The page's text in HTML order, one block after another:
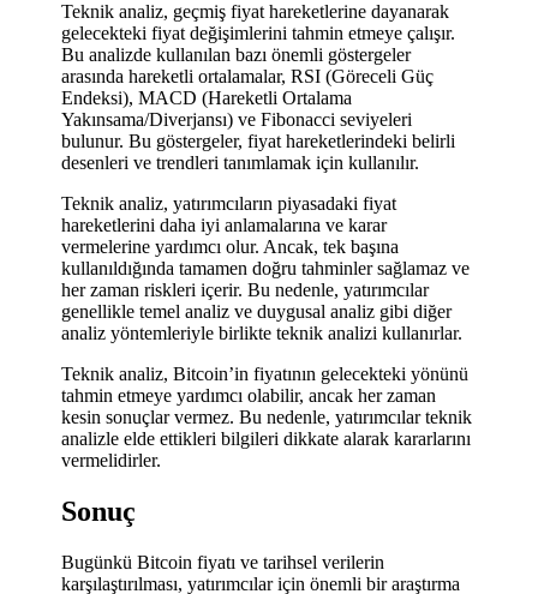
Teknik analiz, geçmiş fiyat hareketlerine dayanarak
gelecekteki fiyat değişimlerini tahmin etmeye çalışır.
Bu analizde kullanılan bazı önemli göstergeler
arasında hareketli ortalamalar, RSI (Göreceli Güç
Endeksi), MACD (Hareketli Ortalama
Yakınsama/Diverjansı) ve Fibonacci seviyeleri
bulunur. Bu göstergeler, fiyat hareketlerindeki belirli
desenleri ve trendleri tanımlamak için kullanılır.
Teknik analiz, yatırımcıların piyasadaki fiyat
hareketlerini daha iyi anlamalarına ve karar
vermelerine yardımcı olur. Ancak, tek başına
kullanıldığında tamamen doğru tahminler sağlamaz ve
her zaman riskleri içerir. Bu nedenle, yatırımcılar
genellikle temel analiz ve duygusal analiz gibi diğer
analiz yöntemleriyle birlikte teknik analizi kullanırlar.
Teknik analiz, Bitcoin’in fiyatının gelecekteki yönünü
tahmin etmeye yardımcı olabilir, ancak her zaman
kesin sonuçlar vermez. Bu nedenle, yatırımcılar teknik
analizle elde ettikleri bilgileri dikkate alarak kararlarını
vermelidirler.
Sonuç
Bugünkü Bitcoin fiyatı ve tarihsel verilerin
karşılaştırılması, yatırımcılar için önemli bir araştırma